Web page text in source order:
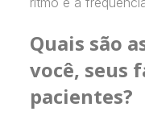
Quais são
você, seus
pacientes?